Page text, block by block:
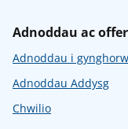
Adnoddau ac offer
Adnoddau i
Adnoddau Addysg
Chwilio